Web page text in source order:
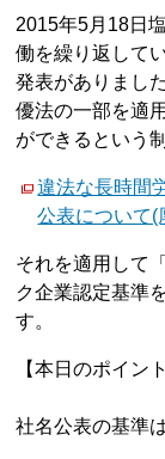
2015年5月18日
働を繰り返して
発表がありまし
優法の一部を適
ができるという
違法な長時間
公表について(
それを適用して
ク企業認定基準
す。
【本日のポイント
社名公表の基準